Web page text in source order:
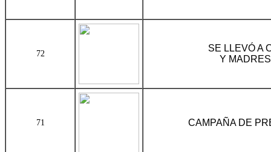
72
SE LLEVÓ A
Y
71 CAMPAÑA DE